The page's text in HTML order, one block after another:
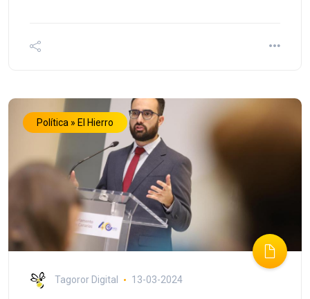
Política » El Hierro
Tagoror Digital 13-03-2024